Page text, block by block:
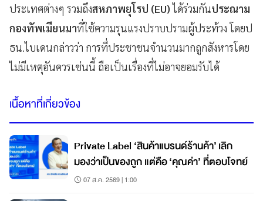
ประเทศต่างๆ รวมถึงสหภาพยุโรป (EU)ได้ร่วมกันประณาม
กองทัพเมียนมาที่ใช้ความรุนแรงปราบปรามผู้ประท้วง โดยป
ธน.ไบเดนกล่าวว่า การที่ประชาชนจำนวนมากถูกสังหารโดย
ไม่มีเหตุอันควรเช่นนี้ ถือเป็นเรื่องที่ไม่อาจยอมรับได้
เนื้อหาที่เกี่ยวข้อง
Private Label ‘สินค้าแบรนด์ร้านค้า’ เลิก
มองว่าเป็นของถูก แต่คือ ‘คุณค่า’ ที่ตอบโจทย์
07 ส.ค. 2569 | 1:00